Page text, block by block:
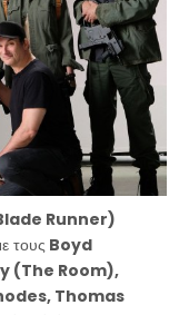
Runner)
τους Boyd
(The Room),
Thomas